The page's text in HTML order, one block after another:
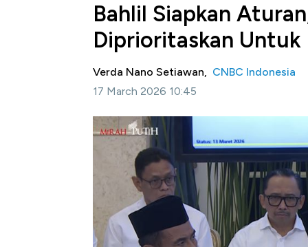
Bahlil Siapkan
Diprioritaskan
Verda Nano Setiawan, CNBC Indonesia
17 March 2026 10:45